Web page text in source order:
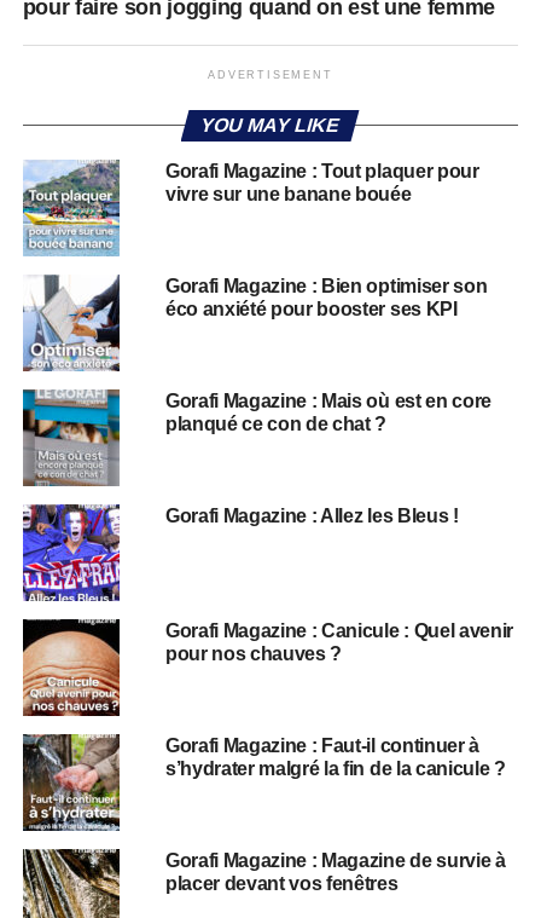
pour faire son jogging quand on est une femme
ADVERTISEMENT
YOU MAY LIKE
Gorafi Magazine : Tout plaquer pour
vivre sur une banane bouée
Gorafi Magazine : Bien optimiser son
éco anxiété pour booster ses KPI
Gorafi Magazine : Mais où est en core
planqué ce con de chat ?
Gorafi Magazine : Allez les Bleus !
Gorafi Magazine : Canicule : Quel avenir
pour nos chauves ?
Gorafi Magazine : Faut-il continuer à
s’hydrater malgré la fin de la canicule ?
Gorafi Magazine : Magazine de survie à
placer devant vos fenêtres